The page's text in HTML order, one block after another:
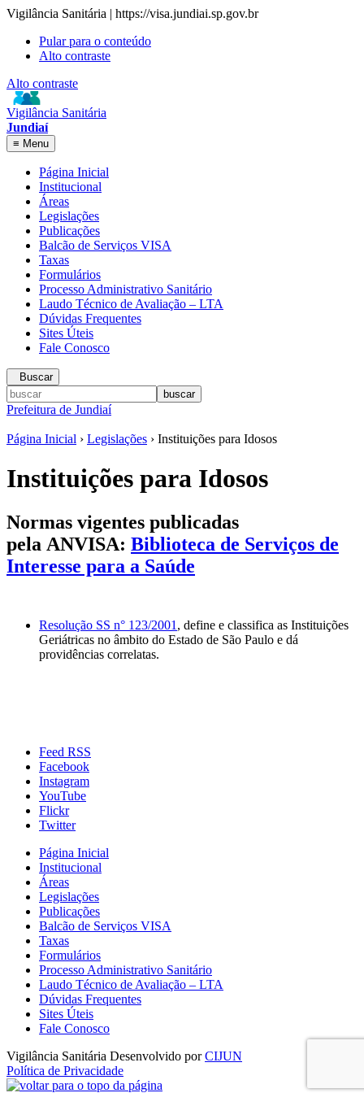
Vigilância Sanitária | https://visa.jundiai.sp.gov.br
Pular para o conteúdo
Alto contraste
Alto contraste
Vigilância Sanitária
Jundiaí
≡ Menu
Página Inicial
Institucional
Áreas
Legislações
Publicações
Balcão de Serviços VISA
Taxas
Formulários
Processo Administrativo Sanitário
Laudo Técnico de Avaliação – LTA
Dúvidas Frequentes
Sites Úteis
Fale Conosco
Buscar
Prefeitura de Jundiaí
Página Inicial › Legislações › Instituições para Idosos
Instituições para Idosos
Normas vigentes publicadas
pela ANVISA: Biblioteca de Serviços de
Interesse para a Saúde
Resolução SS n° 123/2001 , define e classifica as Instituições
Geriátricas no âmbito do Estado de São Paulo e dá
providências correlatas.
Feed RSS
Facebook
Instagram
YouTube
Flickr
Twitter
Página Inicial
Institucional
Áreas
Legislações
Publicações
Balcão de Serviços VISA
Taxas
Formulários
Processo Administrativo Sanitário
Laudo Técnico de Avaliação – LTA
Dúvidas Frequentes
Sites Úteis
Fale Conosco
Vigilância Sanitária Desenvolvido porCIJUN
Política de Privacidade